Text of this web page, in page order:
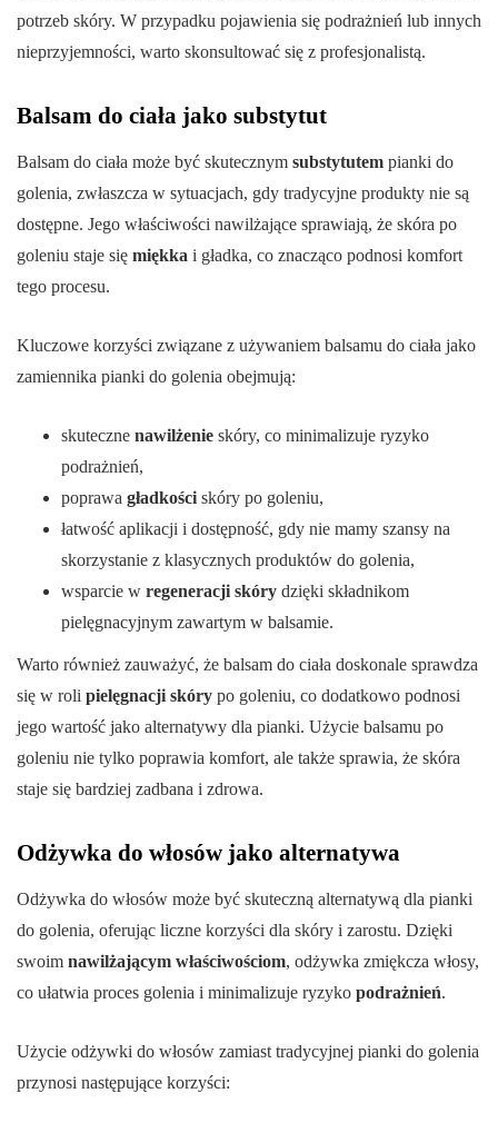
potrzeb skóry. W przypadku pojawienia się podrażnień lub innych
nieprzyjemności, warto skonsultować się z profesjonalistą.
Balsam do ciała jako substytut
Balsam do ciała może być skutecznym substytutem pianki do
golenia, zwłaszcza w sytuacjach, gdy tradycyjne produkty nie są
dostępne. Jego właściwości nawilżające sprawiają, że skóra po
goleniu staje się miękka i gładka, co znacząco podnosi komfort
tego procesu.
Kluczowe korzyści związane z używaniem balsamu do ciała jako
zamiennika pianki do golenia obejmują:
skuteczne nawilżenie skóry, co minimalizuje ryzyko
podrażnień,
poprawa gładkości skóry po goleniu,
łatwość aplikacji i dostępność, gdy nie mamy szansy na
skorzystanie z klasycznych produktów do golenia,
wsparcie w regeneracji skóry dzięki składnikom
pielęgnacyjnym zawartym w balsamie.
Warto również zauważyć, że balsam do ciała doskonale sprawdza
się w roli pielęgnacji skóry po goleniu, co dodatkowo podnosi
jego wartość jako alternatywy dla pianki. Użycie balsamu po
goleniu nie tylko poprawia komfort, ale także sprawia, że skóra
staje się bardziej zadbana i zdrowa.
Odżywka do włosów jako alternatywa
Odżywka do włosów może być skuteczną alternatywą dla pianki
do golenia, oferując liczne korzyści dla skóry i zarostu. Dzięki
swoim nawilżającym właściwościom, odżywka zmiękcza włosy,
co ułatwia proces golenia i minimalizuje ryzyko podrażnień.
Użycie odżywki do włosów zamiast tradycyjnej pianki do golenia
przynosi następujące korzyści: